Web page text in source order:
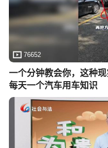
76652
一个分钟教会你，这种
每天一个汽车用车知识